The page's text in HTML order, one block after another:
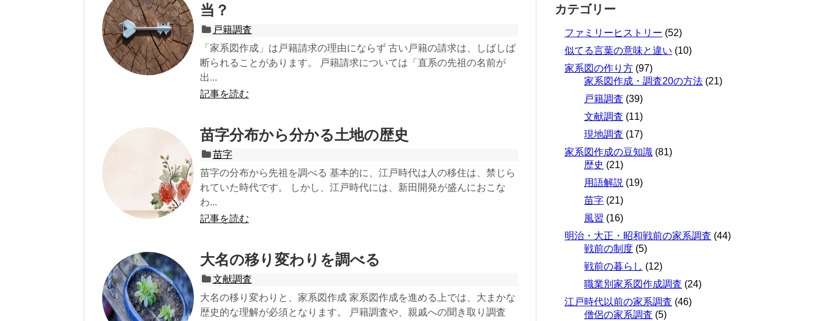
当？
戸籍調査
「家系図作成」は戸籍請求の理由にならず 古い戸籍の請求は、しばしば
断られることがあります。 戸籍請求については「直系の先祖の名前が
出...
記事を読む
苗字分布から分かる土地の歴史
苗字
苗字の分布から先祖を調べる 基本的に、江戸時代は人の移住は、禁じら
れていた時代です。 しかし、江戸時代には、新田開発が盛んにおこな
わ...
記事を読む
大名の移り変わりを調べる
文献調査
大名の移り変わりと、家系図作成 家系図作成を進める上では、大まかな
歴史的な理解が必須となります。 戸籍調査や、親戚への聞き取り調査
カテゴリー
ファミリーヒストリー (52)
似てる言葉の意味と違い (10)
家系図の作り方 (97)
家系図作成・調査20の方法 (21)
戸籍調査 (39)
文献調査 (11)
現地調査 (17)
家系図作成の豆知識 (81)
歴史 (21)
用語解説 (19)
苗字 (21)
風習 (16)
明治・大正・昭和戦前の家系調査 (44)
戦前の制度 (5)
戦前の暮らし (12)
職業別家系図作成調査 (24)
江戸時代以前の家系調査 (46)
僧侶の家系調査 (5)